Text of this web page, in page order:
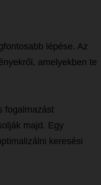
lépése. Az
amelyekben te
fogalmazást
majd. Egy
keresési